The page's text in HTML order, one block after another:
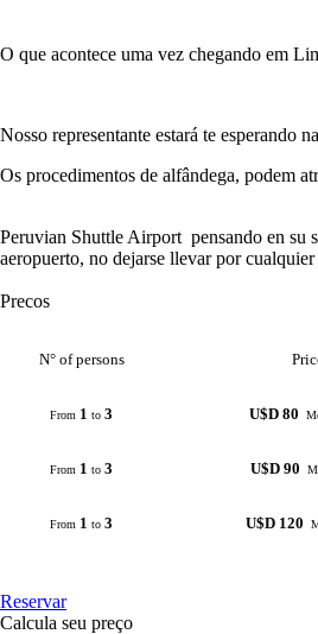
O que acontece uma vez chegando em
Nosso representante estará te esperando
Os procedimentos de alfândega, podem
Peruvian Shuttle Airport pensando en su
aeropuerto, no dejarse llevar por
Precos
N° of persons
From 1 to 3 U$D 80
From 1 to 3 U$D 90
From 1 to 3 U$D 120
Reservar
Calcula seu preço